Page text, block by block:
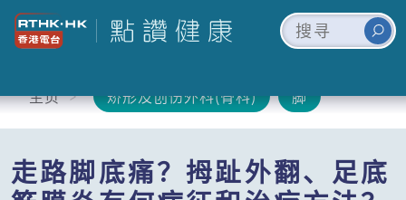
主页 矫形及创伤外科(骨科) 脚
走路脚底痛？拇趾外翻、足底